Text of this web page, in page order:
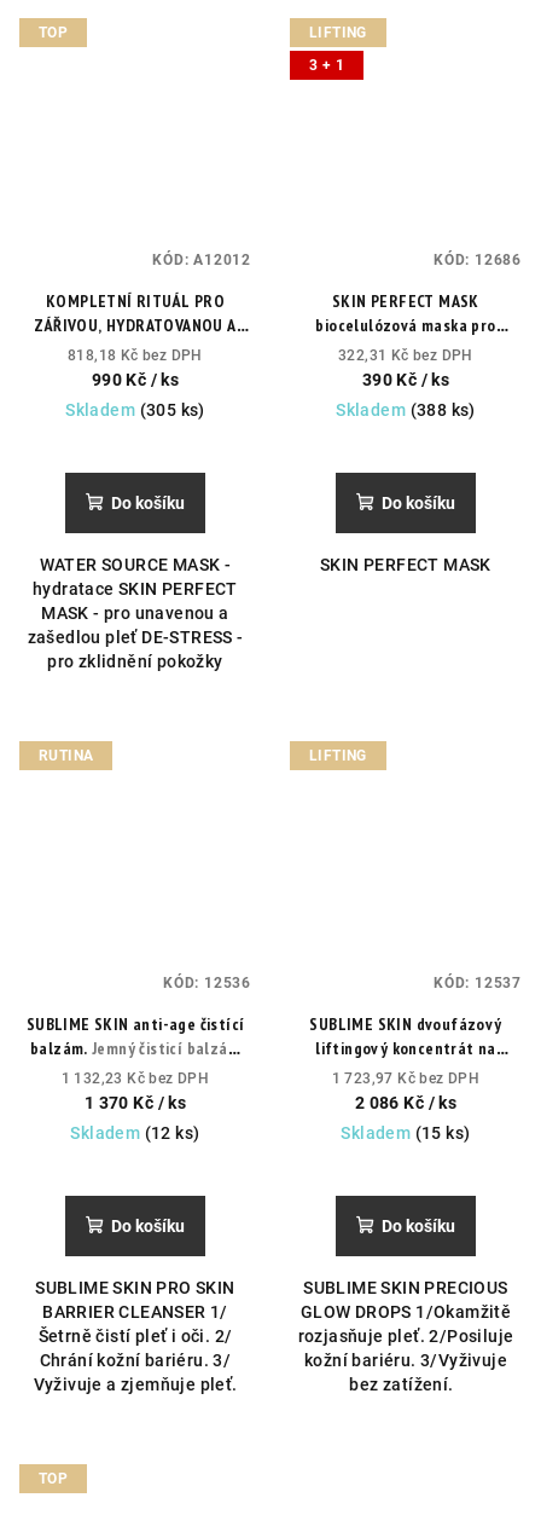
TOP
KOMPLETNÍ RITUÁL PRO
ZÁŘIVOU, HYDRATOVANOU A
ZKLIDNĚNOU PLEŤzvýhodněný
set 3 biocelulózových masek
Comfort zone
818,18 Kč bez DPH
990 Kč / ks
Skladem (305 ks)
Do košíku
WATER SOURCE MASK -
hydratace SKIN PERFECT
MASK - pro unavenou a
zašedlou pleť DE-STRESS -
pro zklidnění pokožky
KÓD:A12012
LIFTING
3 + 1
SKIN PERFECT MASK
biocelulózová maska pro
unavenou a zašedlou pleť
výsledek je jemnější a
hydratovanější pokožka
322,31 Kč bez DPH
390 Kč / ks
Skladem (388 ks)
Do košíku
SKIN PERFECT MASK
KÓD: 12686
RUTINA
SUBLIME SKIN anti-age čistící
balzám.Jemný čisticí balzám
na obličej a oči s ochranou kožní
bariéry.
1 132,23 Kč bez DPH
1 370 Kč / ks
Skladem (12 ks)
Do košíku
SUBLIME SKIN PRO SKIN
BARRIER CLEANSER 1/
Šetrně čistí pleť i oči. 2/
Chrání kožní bariéru. 3/
Vyživuje a zjemňuje pleť.
KÓD: 12536
LIFTING
SUBLIME SKIN dvoufázový
liftingový koncentrát na
obličej.Rozjasňující kapky pro
výživu, pružnost a zdravý jas
pleti.
1 723,97 Kč bez DPH
2 086 Kč / ks
Skladem (15 ks)
Do košíku
SUBLIME SKIN PRECIOUS
GLOW DROPS 1/Okamžitě
rozjasňuje pleť. 2/Posiluje
kožní bariéru. 3/Vyživuje
bez zatížení.
KÓD: 12537
TOP